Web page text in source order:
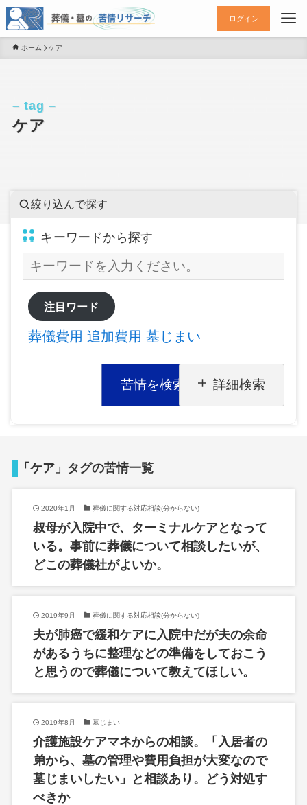
ログイン
ホーム ケア
ケア
– tag –
絞り込んで探す
キーワードから探す
注目ワード
葬儀費用 追加費用 墓じまい
苦情を検索 詳細検索
「ケア」タグの苦情一覧
2020年1月 葬儀に関する対応相談(分からない)
叔母が入院中で、ターミナルケアとなって
いる。事前に葬儀について相談したいが、
どこの葬儀社がよいか。
2019年9月 葬儀に関する対応相談(分からない)
夫が肺癌で緩和ケアに入院中だが夫の余命
があるうちに整理などの準備をしておこう
と思うので葬儀について教えてほしい。
2019年8月 墓じまい
介護施設ケアマネからの相談。「入居者の
弟から、墓の管理や費用負担が大変なので
墓じまいしたい」と相談あり。どう対処す
べきか